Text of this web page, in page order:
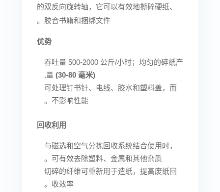
的双反向旋转轴，它可以有效地撕碎硬纸、
胶合书籍和捆绑文件。
优势
吞吐量 500-2000 公斤/小时；均匀的碎纸产
量 (30-80 毫米)
.
可处理钉书针、电线、胶水和塑料盖，而
不影响性能。
回收利用
与磁选和空气分拣回收系统结合使用时，
可有效去除塑料、金属和其他杂质。
切碎的纤维可重新用于造纸，提高废纸回
收效率。